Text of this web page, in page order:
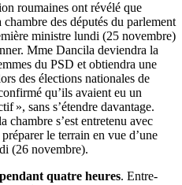
roumaines ont révélé que
des députés du parlement
ministre lundi (25 novembre)
Mme Dancila deviendra la
du PSD et obtiendra une
des élections nationales de
qu’ils avaient eu un
», sans s’étendre davantage.
chambre s’est entretenu avec
le terrain en vue d’une
(26 novembre).
quatre heures. Entre-